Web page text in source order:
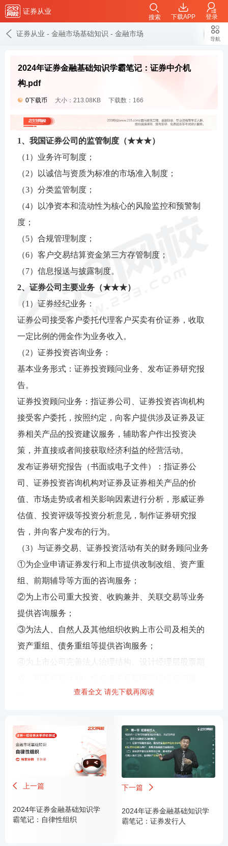
证券从业
下载APP 登录
搜索
证券从业 - 金融市场基础知识 - 金融市场基础知识学霸笔记
导航
2024年证券金融基础知识学霸笔记：证券中介机
构.pdf
0下载币 大小：213.08KB 下载数：166
1、我国证券公司的监管制度（★★★）
（1）业务许可制度；
（2）以诚信与资质为标准的市场准入制度；
（3）分类监管制度；
（4）以净资本和流动性为核心的风险监控和预警制
度；
（5）合规管理制度；
（6）客户交易结算资金第三方存管制度；
（7）信息报送与披露制度。
2、证券公司主要业务（★★★）
（1）证券经纪业务：
证券公司接受客户委托代理客户买卖有价证券，收取
一定比例的佣金作为业务收入。
（2）证券投资咨询业务：
基本业务形式：证券投资顾问业务、发布证券研究报
告。
证券投资顾问业务：指证券公司、证券投资咨询机构
接受客户委托，按照约定，向客户提供涉及证券及证
券相关产品的投资建议服务，辅助客户作出投资决
策，并直接或者间接获取经济利益的经营活动。
发布证券研究报告（书面或电子文件）：指证券公
司、证券投资咨询机构对证券及证券相关产品的价
值、市场走势或者相关影响因素进行分析，形威证券
估值、投资评级等投资分析意见，制作证券研究报
告，并向客户发布的行为。
（3）与证券交易、证券投资活动有关的财务顾问业务
①为企业申请证券发行和上市提供改制改组、资产重
组、前期辅导等方面的咨询服务；
②为上市公司重大投资、收购兼并、关联交易等业务
提供咨询服务；
③为法人、自然人及其他组织收购上市公司及相关的
资产重组、债务重组等提供咨询服务；
④为上市公司完善法人治理结构、设计经理层股票期
运提供融资策划、方案设计、推介路演等方面的咨询
服务；
⑥为上市公司的债权人、债务人对上市公司进行债务
重组、资产重组、相关的股权重组等提供咨询服务以
及中国证监会认定的其他业务形式。
（4）证券承销与保荐业务
证券承销业务：可以采取代销或包销方式。
查看全文 请先下载再阅读
上一篇
2024年证券金融基础知识学
霸笔记：自律性组织
下一篇
2024年证券金融基础知识学
霸笔记：证券发行人